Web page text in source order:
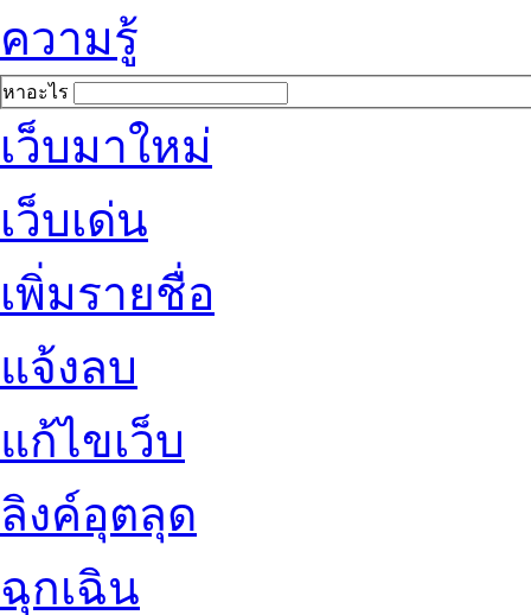
ความรู้
หาอะไร
เว็บมาใหม่
เว็บเด่น
เพิ่มรายชื่อ
แจ้งลบ
แก้ไขเว็บ
ลิงค์อุตลุด
ฉุกเฉิน